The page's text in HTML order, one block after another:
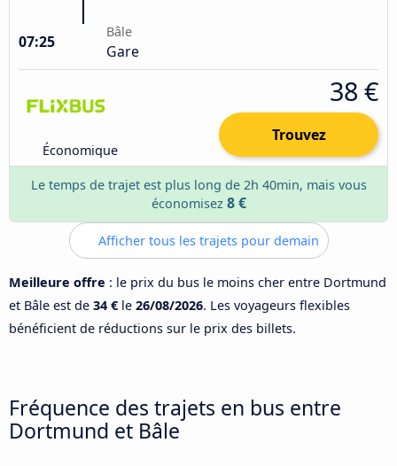
07:25
Bâle
Gare
Économique
38 €
Trouvez
Le temps de trajet est plus long de 2h 40min, mais vous
économisez 8 €
Afficher tous les trajets pour demain
Meilleure offre : le prix du bus le moins cher entre Dortmund
et Bâle est de 34 € le 26/08/2026. Les voyageurs flexibles
bénéficient de réductions sur le prix des billets.
Fréquence des trajets en bus entre
Dortmund et Bâle